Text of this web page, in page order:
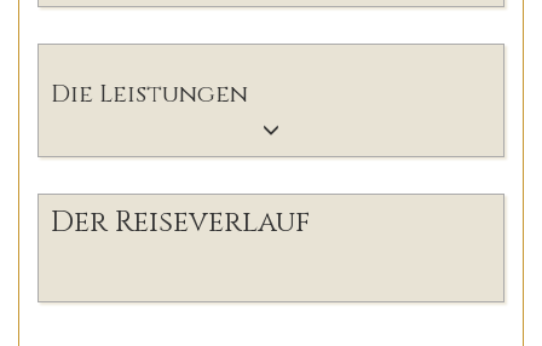
Die Leistungen
Der Reiseverlauf